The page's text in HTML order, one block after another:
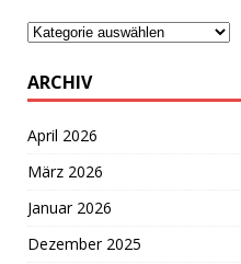
ARCHIV
April 2026
März 2026
Januar 2026
Dezember 2025